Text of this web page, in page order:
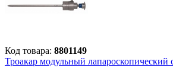
Код товара: 8801149
Троакар модульный